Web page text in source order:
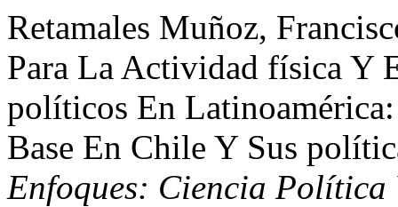
Retamales Muñoz,
Para La Actividad física Y
políticos En
Base En Chile Y Sus
Enfoques: Ciencia